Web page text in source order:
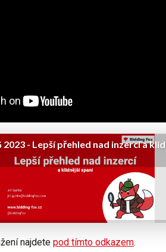
najdete pod tímto odkazem.